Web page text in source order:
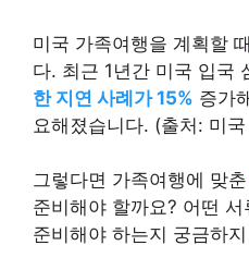
미국 가족여행을 계획할 때
다. 최근 1년간 미국 입국
한 지연 사례가 15% 증가
요해졌습니다. (출처: 미
그렇다면 가족여행에 맞춘
준비해야 할까요? 어떤
준비해야 하는지 궁금하